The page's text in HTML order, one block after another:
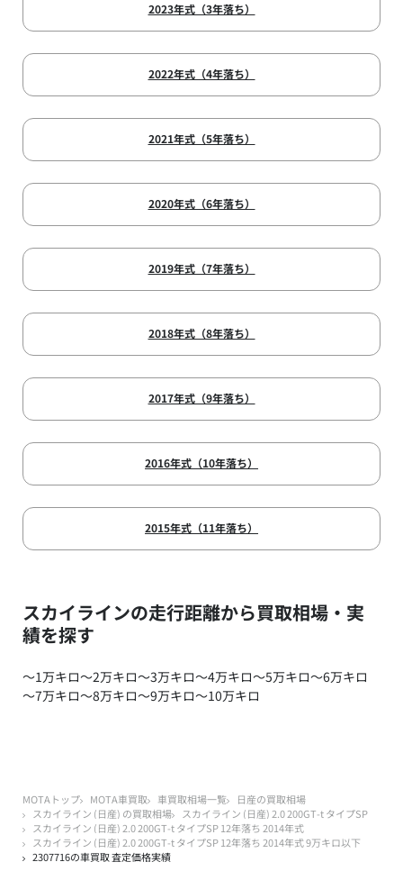
2023年式（3年落ち）
2022年式（4年落ち）
2021年式（5年落ち）
2020年式（6年落ち）
2019年式（7年落ち）
2018年式（8年落ち）
2017年式（9年落ち）
2016年式（10年落ち）
2015年式（11年落ち）
スカイラインの走行距離から買取相場・実
績を探す
～1万キロ～2万キロ～3万キロ～4万キロ～5万キロ～6万キロ
～7万キロ～8万キロ～9万キロ～10万キロ
MOTAトップ MOTA車買取 車買取相場一覧
日産の買取相場
スカイライン (日産) の買取相場
スカイライン (日産) 2.0 200GT-t タイプSP
スカイライン (日産) 2.0 200GT-t タイプSP 12年落ち 2014年式
スカイライン (日産) 2.0 200GT-t タイプSP 12年落ち 2014年式 9万キロ以下
2307716の車買取 査定価格実績